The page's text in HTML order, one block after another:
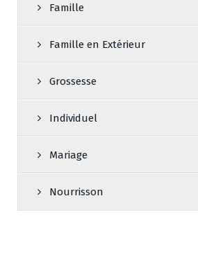
Famille
Famille en Extérieur
Grossesse
Individuel
Mariage
Nourrisson